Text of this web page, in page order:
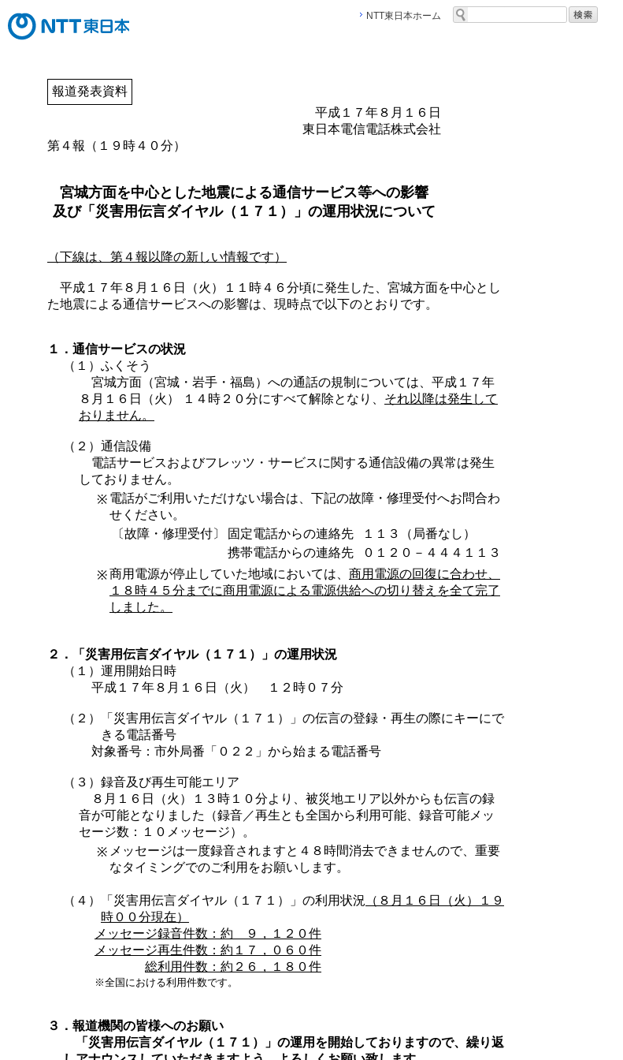
NTT東日本ホーム
報道発表資料
平成１７年８月１６日
東日本電信電話株式会社
第４報（１９時４０分）
宮城方面を中心とした地震による通信サービス等への影響
及び「災害用伝言ダイヤル（１７１）」の運用状況について
（下線は、第４報以降の新しい情報です）
平成１７年８月１６日（火）１１時４６分頃に発生した、宮城方面を中心とし
た地震による通信サービスへの影響は、現時点で以下のとおりです。
１．通信サービスの状況
（１）ふくそう
宮城方面（宮城・岩手・福島）への通話の規制については、平成１７年
８月１６日（火） １４時２０分にすべて解除となり、 それ以降は発生して
おりません。
（２）通信設備
電話サービスおよびフレッツ・サービスに関する通信設備の異常は発生
しておりません。
※ 電話がご利用いただけない場合は、下記の故障・修理受付へお問合わ
せください。
〔故障・修理受付〕
固定電話からの連絡先
１１３（局番なし）
携帯電話からの連絡先
０１２０－４４４１１３
※商用電源が停止していた地域においては、 商用電源の回復に合わせ、
１８時４５分までに商用電源による電源供給への切り替えを全て完了
しました。
２．「災害用伝言ダイヤル（１７１）」の運用状況
（１）運用開始日時
平成１７年８月１６日（火） １２時０７分
（２）
「災害用伝言ダイヤル（１７１）」の伝言の登録・再生の際にキーにで
きる電話番号
対象番号：市外局番「０２２」から始まる電話番号
（３）録音及び再生可能エリア
８月１６日（火）１３時１０分より、被災地エリア以外からも伝言の録
音が可能となりました（録音／再生とも全国から利用可能、録音可能メッ
セージ数：１０メッセージ）。
※ メッセージは一度録音されますと４８時間消去できませんので、重要
なタイミングでのご利用をお願いします。
（４） 「災害用伝言ダイヤル（１７１）」の利用状況 （８月１６日（火）１９
時００分現在）
メッセージ録音件数 ： 約 ９，１２０件
メッセージ再生件数 ： 約１７，０６０件
総利用件数 ： 約２６，１８０件
※全国における利用件数です。
３．報道機関の皆様へのお願い
「災害用伝言ダイヤル（１７１）」の運用を開始しておりますので、繰り返